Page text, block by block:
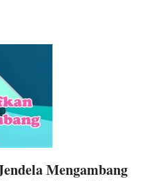
Mengambang